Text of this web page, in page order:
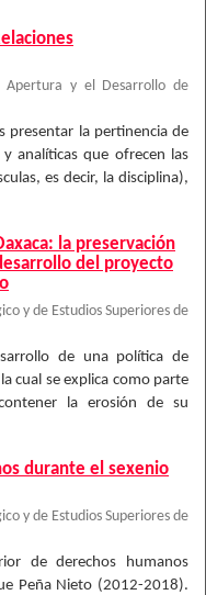
Apertura y el Desarrollo de
presentar la pertinencia de
analíticas que ofrecen las
es decir, la disciplina),
la preservación
del proyecto
y de Estudios Superiores de
de una política de
cual se explica como parte
la erosión de su
durante el sexenio
y de Estudios Superiores de
de derechos humanos
Peña Nieto (2012-2018).